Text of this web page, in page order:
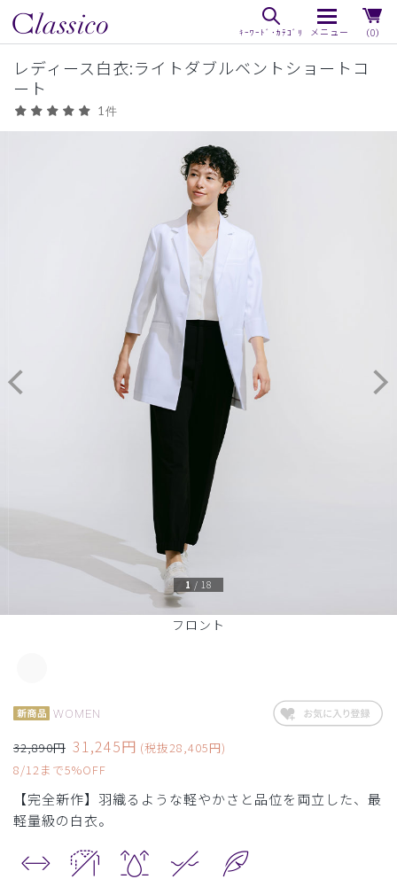
（0）
レディース白衣:ライトダブルベントショートコ
ート
1件
フロント
1 / 18
WOMEN
32,890円 31,245円 (税抜28,405円)
8/12まで5%OFF
【完全新作】羽織るような軽やかさと品位を両立した、最
軽量級の白衣。